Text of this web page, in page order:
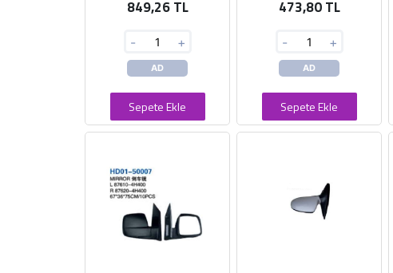
849,26 TL
- +
AD
Sepete Ekle
473,80 TL
- +
AD
Sepete Ekle